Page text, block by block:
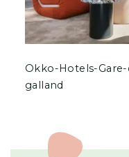
Okko-Hotels-
galland